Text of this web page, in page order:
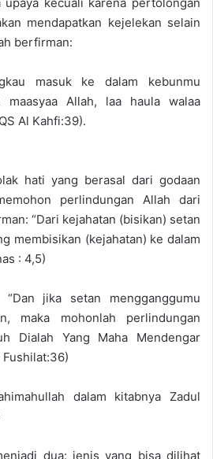
mendapatkan kejelekan selain
berfirman:
masuk ke dalam kebunmu
maasyaa Allah, laa haula walaa
Al Kahfi:39).
hati yang berasal dari godaan
perlindungan Allah dari
“Dari kejahatan (bisikan) setan
membisikan (kejahatan) ke dalam
: 4,5)
jika setan mengganggumu
maka mohonlah perlindungan
Dialah Yang Maha Mendengar
Fushilat:36)
dalam kitabnya Zadul
dua: jenis yang bisa dilihat